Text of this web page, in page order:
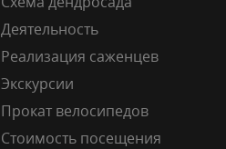
Деятельность
Реализация саженцев
Экскурсии
Прокат велосипедов
Стоимость посещения